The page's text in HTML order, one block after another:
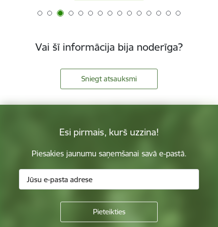
Vai šī informācija bija noderīga?
Sniegt atsauksmi
Esi pirmais, kurš uzzina!
Piesakies jaunumu saņemšanai savā e-pastā.